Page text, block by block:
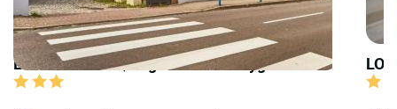
LOGIS HOTELS | Logis Hôtel Au Cygne